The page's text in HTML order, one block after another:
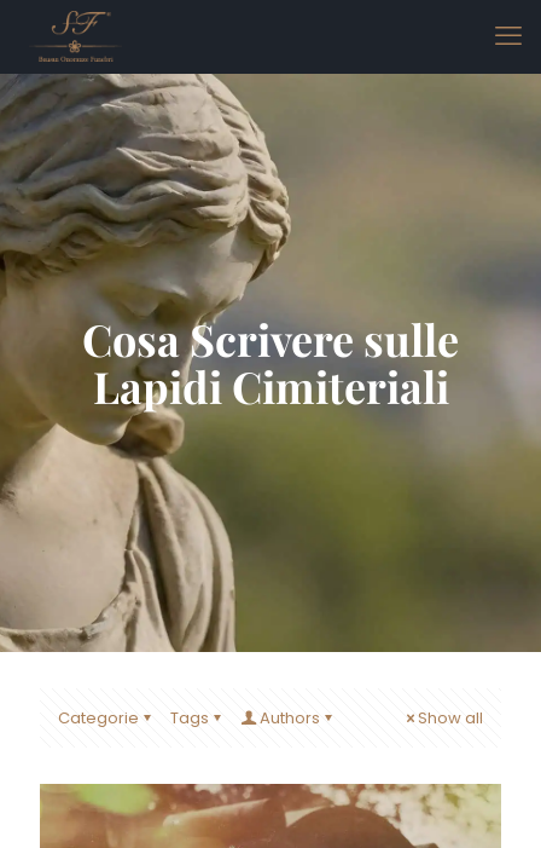
Cosa Scrivere sulle
Lapidi Cimiteriali
Categorie Tags Authors Show all